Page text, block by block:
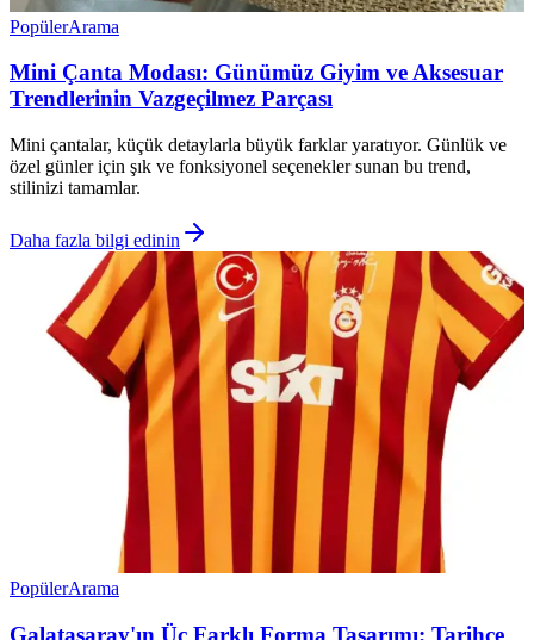
PopülerArama
Mini Çanta Modası: Günümüz Giyim ve Aksesuar
Trendlerinin Vazgeçilmez Parçası
Mini çantalar, küçük detaylarla büyük farklar yaratıyor. Günlük ve
özel günler için şık ve fonksiyonel seçenekler sunan bu trend,
stilinizi tamamlar.
Daha fazla bilgi edinin
PopülerArama
Galatasaray'ın Üç Farklı Forma Tasarımı: Tarihçe